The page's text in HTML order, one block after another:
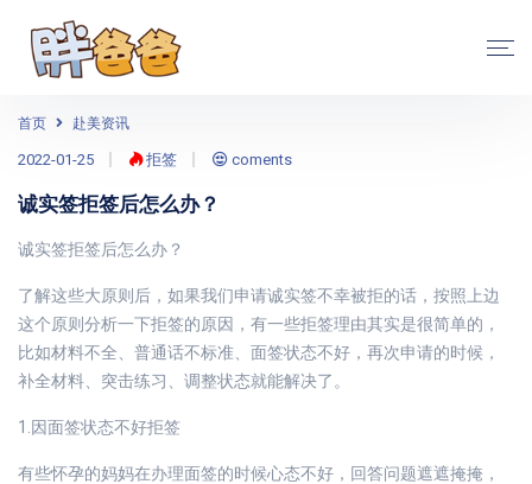
首页 赴美资讯
2022-01-25 拒签 coments
诚实签拒签后怎么办？
诚实签拒签后怎么办？
了解这些大原则后，如果我们申请诚实签不幸被拒的话，按照上边
这个原则分析一下拒签的原因，有一些拒签理由其实是很简单的，
比如材料不全、普通话不标准、面签状态不好，再次申请的时候，
补全材料、突击练习、调整状态就能解决了。
1.因面签状态不好拒签
有些怀孕的妈妈在办理面签的时候心态不好，回答问题遮遮掩掩，